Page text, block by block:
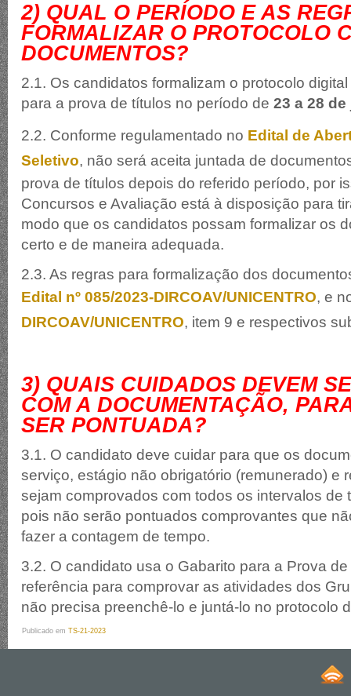
2) QUAL O PERÍODO E AS
FORMALIZAR O PROTOCOLO
DOCUMENTOS?
2.1. Os candidatos formalizam o protocolo
para a prova de títulos no período de 23 a 28
2.2. Conforme regulamentado no Edital de
Seletivo, não será aceita juntada de
prova de títulos depois do referido período, por
Concursos e Avaliação está à disposição para
modo que os candidatos possam formalizar os
certo e de maneira adequada.
2.3. As regras para formalização dos
Edital nº 085/2023-DIRCOAV/UNICENTRO, e
DIRCOAV/UNICENTRO, item 9 e respectivos
3) QUAIS CUIDADOS DEVEM
COM A DOCUMENTAÇÃO,
SER PONTUADA?
3.1. O candidato deve cuidar para que os
serviço, estágio não obrigatório (remunerado) e
sejam comprovados com todos os intervalos de
pois não serão pontuados comprovantes que
fazer a contagem de tempo.
3.2. O candidato usa o Gabarito para a Prova
referência para comprovar as atividades dos
não precisa preenchê-lo e juntá-lo no protocolo
Publicado em TS-21-2023